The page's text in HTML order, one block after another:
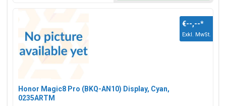
Honor Magic8 Pro (BKQ-AN10) Display, Cyan,
0235ARTM
€--,--*
Exkl. MwSt.